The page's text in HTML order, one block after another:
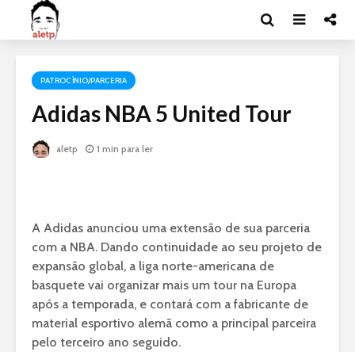
PATROCÍNIO/PARCERIA
Adidas NBA 5 United Tour
aletp 1 min para ler
A Adidas anunciou uma extensão de sua parceria
com a NBA. Dando continuidade ao seu projeto de
expansão global, a liga norte-americana de
basquete vai organizar mais um tour na Europa
após a temporada, e contará com a fabricante de
material esportivo alemã como a principal parceira
pelo terceiro ano seguido.